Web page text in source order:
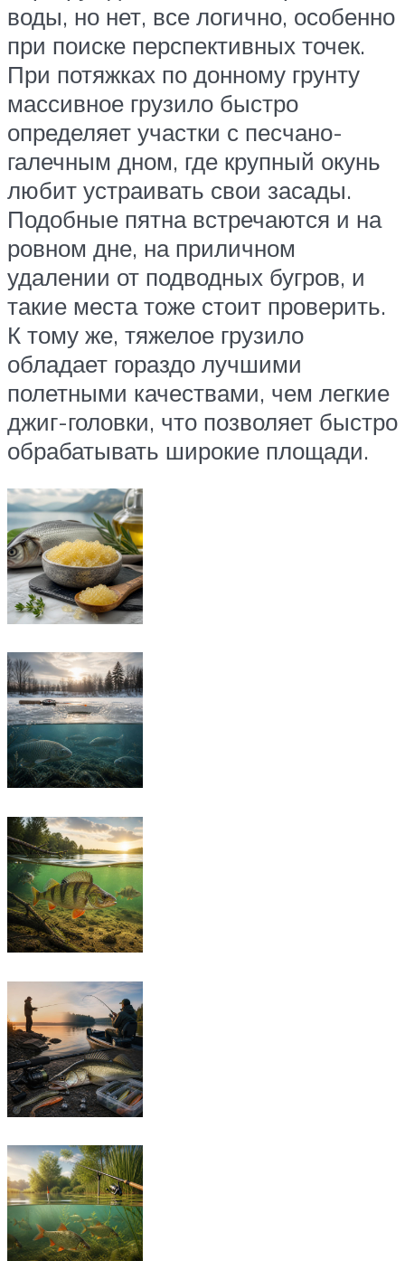
воды, но нет, все логично, особенно
при поиске перспективных точек.
При потяжках по донному грунту
массивное грузило быстро
определяет участки с песчано-
галечным дном, где крупный окунь
любит устраивать свои засады.
Подобные пятна встречаются и на
ровном дне, на приличном
удалении от подводных бугров, и
такие места тоже стоит проверить.
К тому же, тяжелое грузило
обладает гораздо лучшими
полетными качествами, чем легкие
джиг-головки, что позволяет быстро
обрабатывать широкие площади.